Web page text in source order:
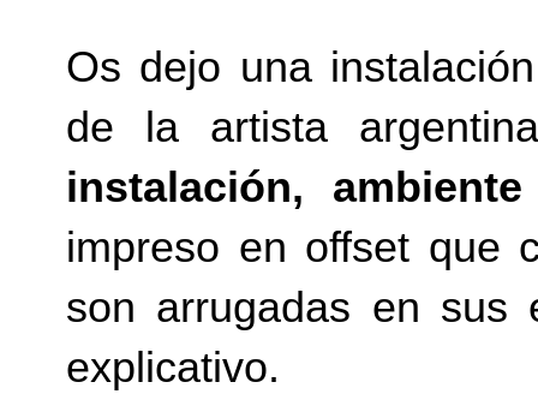
Os dejo una
de la artista
instalación,
impreso en offset que
son arrugadas en sus
explicativo.